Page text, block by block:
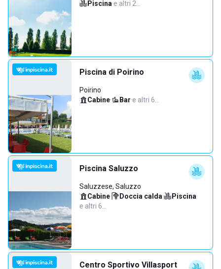
Piscina·e altri 2…
Piscina di Poirino
Poirino
Cabine· Bar·e altri 6…
Piscina Saluzzo
Saluzzese, Saluzzo
Cabine· Doccia calda· Piscina·
e altri 6…
Centro Sportivo Villasport